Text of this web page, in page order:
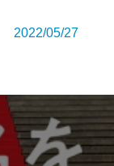
2022/05/27